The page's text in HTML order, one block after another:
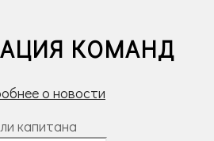
КОМАНД
о новости
капитана